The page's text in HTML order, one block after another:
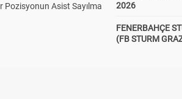
Pozisyonun Asist Sayılma
2026
FENERBAHÇE
(FB STURM